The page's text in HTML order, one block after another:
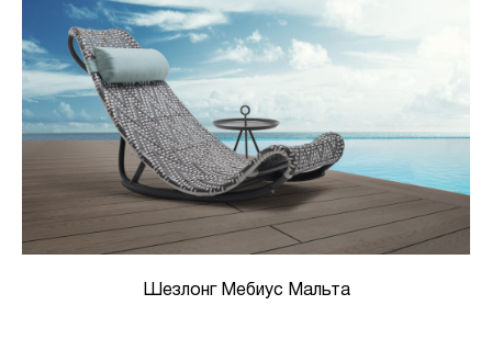
Шезлонг Мебиус Мальта